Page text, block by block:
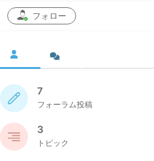
フォロー
7
フォーラム投稿
3
トピック